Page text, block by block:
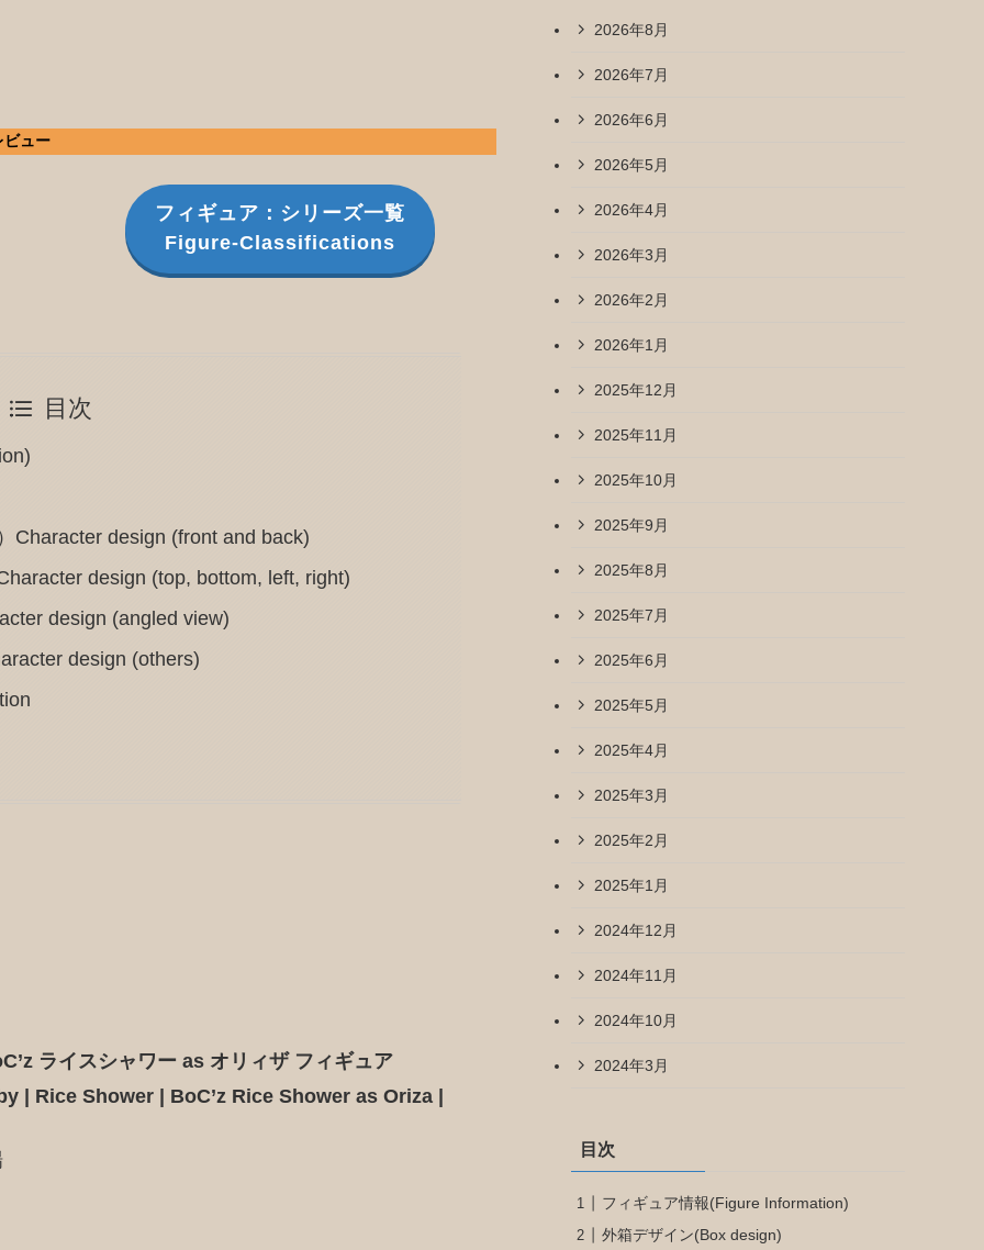
ビュー
フィギュア：シリーズ一覧
Figure-Classifications
目次
Character design (front and back)
design (top, bottom, left, right)
design (angled view)
design (others)
ライスシャワー as オリィザ フィギュア
| Rice Shower | BoC’z Rice Shower as Oriza |
2026年8月
2026年7月
2026年6月
2026年5月
2026年4月
2026年3月
2026年2月
2026年1月
2025年12月
2025年11月
2025年10月
2025年9月
2025年8月
2025年7月
2025年6月
2025年5月
2025年4月
2025年3月
2025年2月
2025年1月
2024年12月
2024年11月
2024年10月
2024年3月
目次
フィギュア情報(Figure Information)
外箱デザイン(Box design)